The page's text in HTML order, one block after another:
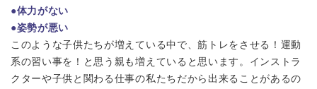
●体力がない
●姿勢が悪い
このような子供たちが増えている中で、筋トレをさせる！運動
系の習い事を！と思う親も増えていると思います。インストラ
クターや子供と関わる仕事の私たちだから出来ることがあるの